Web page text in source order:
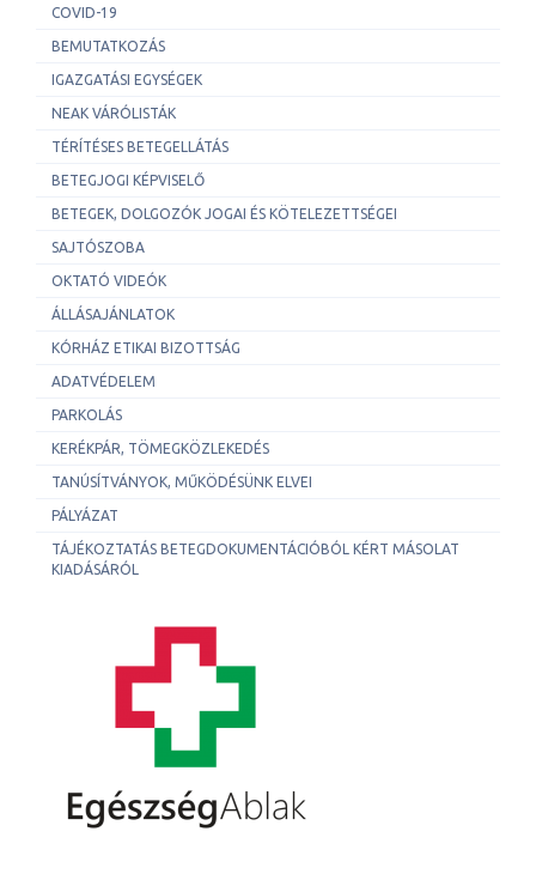
COVID-19
BEMUTATKOZÁS
IGAZGATÁSI EGYSÉGEK
NEAK VÁRÓLISTÁK
TÉRÍTÉSES BETEGELLÁTÁS
BETEGJOGI KÉPVISELŐ
BETEGEK, DOLGOZÓK JOGAI ÉS KÖTELEZETTSÉGEI
SAJTÓSZOBA
OKTATÓ VIDEÓK
ÁLLÁSAJÁNLATOK
KÓRHÁZ ETIKAI BIZOTTSÁG
ADATVÉDELEM
PARKOLÁS
KERÉKPÁR, TÖMEGKÖZLEKEDÉS
TANÚSÍTVÁNYOK, MŰKÖDÉSÜNK ELVEI
PÁLYÁZAT
TÁJÉKOZTATÁS BETEGDOKUMENTÁCIÓBÓL KÉRT MÁSOLAT
KIADÁSÁRÓL